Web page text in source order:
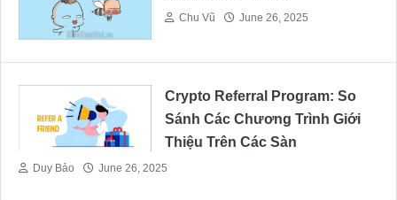
Chu Vũ June 26, 2025
Crypto Referral Program: So
Sánh Các Chương Trình Giới
Thiệu Trên Các Sàn
Duy Bảo June 26, 2025